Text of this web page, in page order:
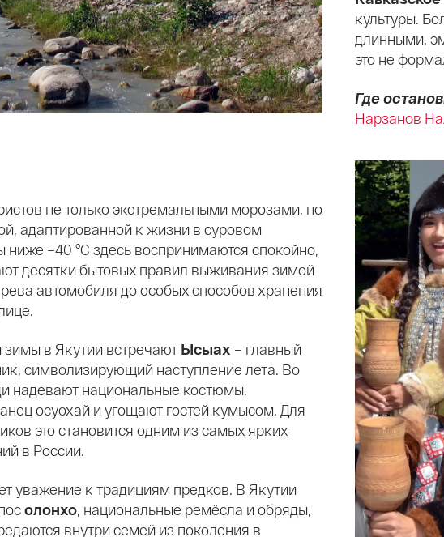
культуры.
длинными,
это не
Где
Нарзанов
не только экстремальными морозами, но
адаптированной к жизни в суровом
ниже –40 °C здесь воспринимаются спокойно,
десятки бытовых правил выживания зимой
автомобиля до особых способов хранения
зимы в Якутии встречают Ысыах – главный
символизирующий наступление лета. Во
надевают национальные костюмы,
осуохай и угощают гостей кумысом. Для
это становится одним из самых ярких
в России.
уважение к традициям предков. В Якутии
олонхо, национальные ремёсла и обряды,
внутри семей из поколения в